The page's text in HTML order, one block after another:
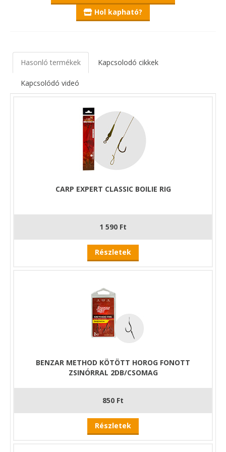
Hol kapható?
Hasonló termékek Kapcsolodó cikkek
Kapcsolódó videó
CARP EXPERT CLASSIC BOILIE RIG
1 590 Ft
Részletek
BENZAR METHOD KÖTÖTT HOROG FONOTT
ZSINÓRRAL 2DB/CSOMAG
850 Ft
Részletek